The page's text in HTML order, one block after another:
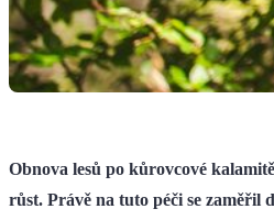
Obnova lesů po kůrovcové
růst. Právě na tuto péči se